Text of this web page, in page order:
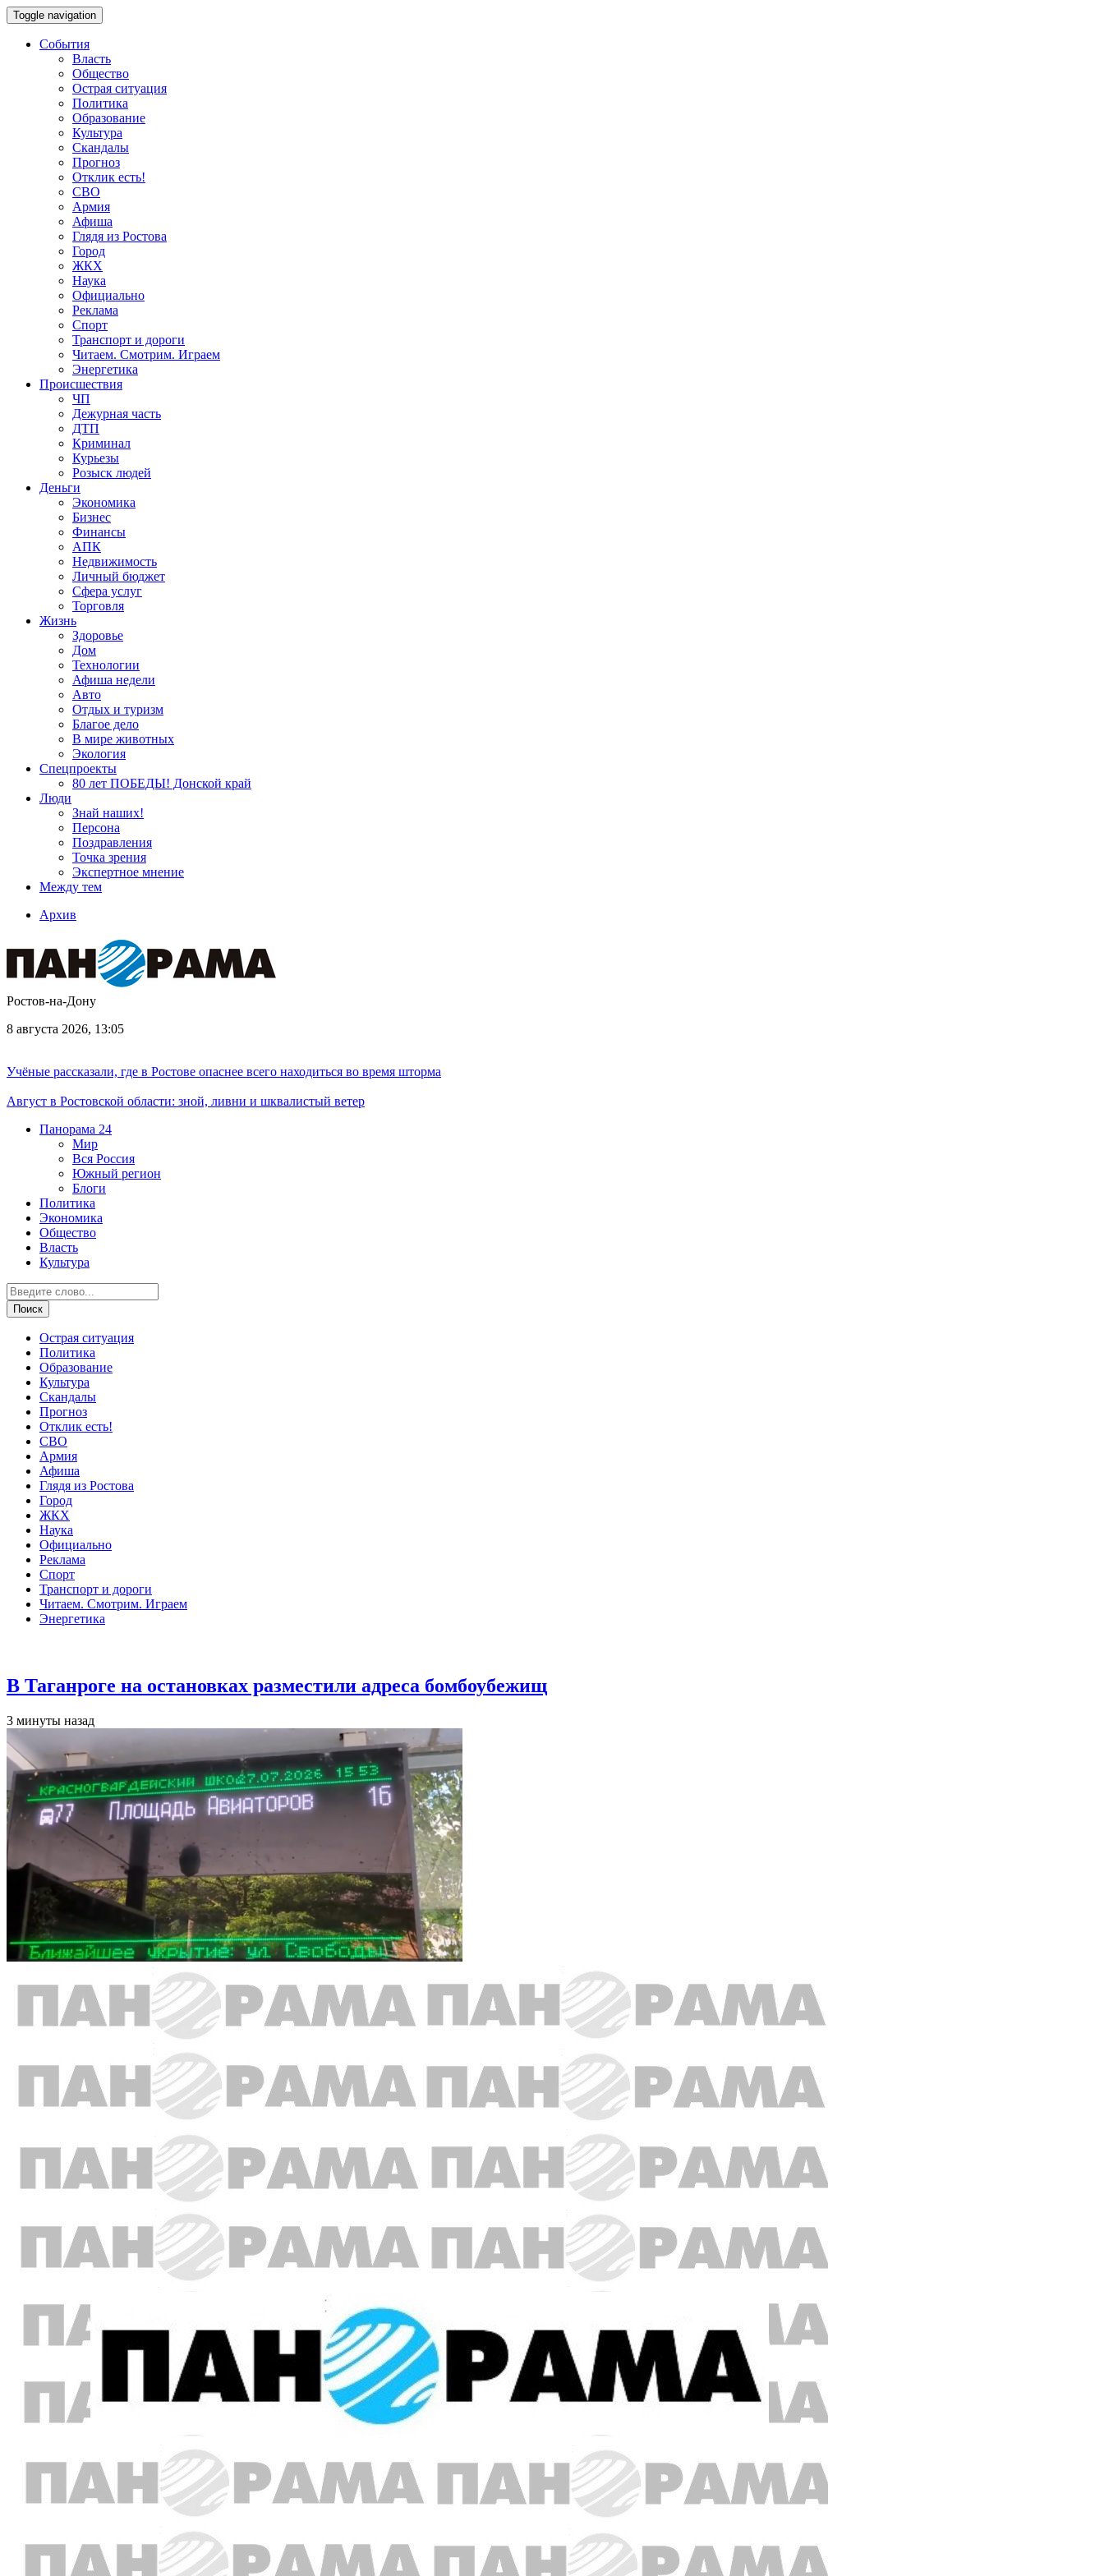
Toggle navigation
События
Власть
Общество
Острая ситуация
Политика
Образование
Культура
Скандалы
Прогноз
Отклик есть!
СВО
Армия
Афиша
Глядя из Ростова
Город
ЖКХ
Наука
Официально
Реклама
Спорт
Транспорт и дороги
Читаем. Смотрим. Играем
Энергетика
Происшествия
ЧП
Дежурная часть
ДТП
Криминал
Курьезы
Розыск людей
Деньги
Экономика
Бизнес
Финансы
АПК
Недвижимость
Личный бюджет
Сфера услуг
Торговля
Жизнь
Здоровье
Дом
Технологии
Афиша недели
Авто
Отдых и туризм
Благое дело
В мире животных
Экология
Спецпроекты
80 лет ПОБЕДЫ! Донской край
Люди
Знай наших!
Персона
Поздравления
Точка зрения
Экспертное мнение
Между тем
Архив
Ростов-на-Дону
8 августа 2026, 13:05
Учёные рассказали, где в Ростове опаснее всего находиться во время шторма
Август в Ростовской области: зной, ливни и шквалистый ветер
Панорама 24
Мир
Вся Россия
Южный регион
Блоги
Политика
Экономика
Общество
Власть
Культура
Острая ситуация
Политика
Образование
Культура
Скандалы
Прогноз
Отклик есть!
СВО
Армия
Афиша
Глядя из Ростова
Город
ЖКХ
Наука
Официально
Реклама
Спорт
Транспорт и дороги
Читаем. Смотрим. Играем
Энергетика
В Таганроге на остановках разместили адреса бомбоубежищ
3 минуты назад